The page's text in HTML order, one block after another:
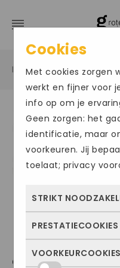
Home / Grote maten
GIORGIO139
Cookies
Met cookies zorgen
werkt en fijner voor
info op om je
Geen zorgen: het
identificatie, maar
voorkeuren. Jij
toelaat; privacy
STRIKT
Deze cookies
kunnen niet
PRESTATIECOOKIES
Met deze cookies
VOORKEURCOOKIES